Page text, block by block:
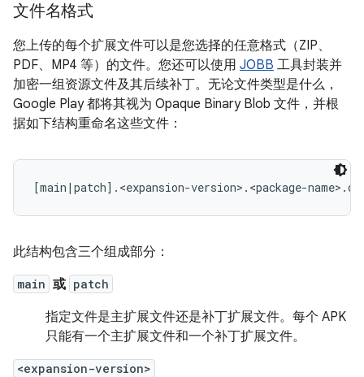
文件名格式
您上传的每个扩展文件可以是您选择的任意格式（ZIP、
PDF、MP4 等）的文件。您还可以使用 JOBB 工具封装并
加密一组资源文件及其后续补丁。无论文件类型是什么，
Google Play 都将其视为 Opaque Binary Blob 文件，并根
据如下结构重命名这些文件：
此结构包含三个组成部分：
main 或 patch
指定文件是主扩展文件还是补丁扩展文件。每个 APK
只能有一个主扩展文件和一个补丁扩展文件。
<expansion-version>